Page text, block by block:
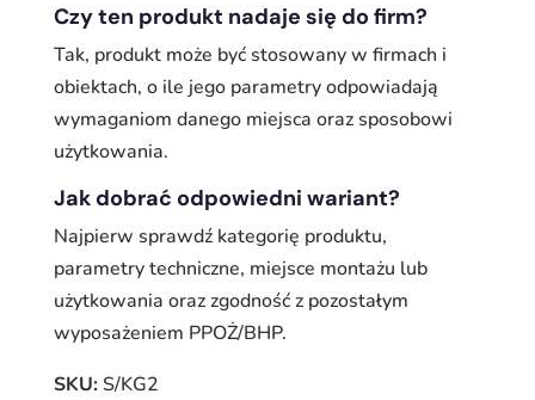
Czy ten produkt nadaje się do firm?
Tak, produkt może być stosowany w firmach i
obiektach, o ile jego parametry odpowiadają
wymaganiom danego miejsca oraz sposobowi
użytkowania.
Jak dobrać odpowiedni wariant?
Najpierw sprawdź kategorię produktu,
parametry techniczne, miejsce montażu lub
użytkowania oraz zgodność z pozostałym
wyposażeniem PPOŻ/BHP.
SKU:S/KG2